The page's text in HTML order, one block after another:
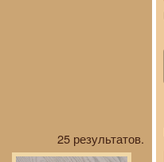
25 результатов.